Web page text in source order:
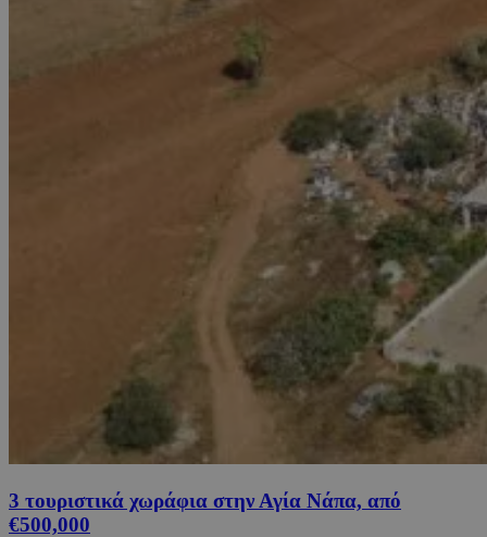
3 τουριστικά χωράφια στην Αγία Νάπα, από
€500,000